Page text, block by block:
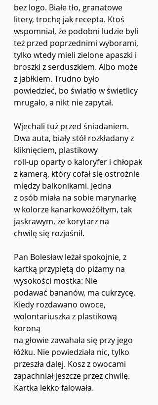
bez logo. Białe tło, granatowe
litery, trochę jak recepta. Ktoś
wspomniał, że podobni ludzie byli
też przed poprzednimi wyborami,
tylko wtedy mieli zielone apaszki i
broszki z serduszkiem. Albo może
z jabłkiem. Trudno było
powiedzieć, bo światło w świetlicy
mrugało, a nikt nie zapytał.
Wjechali tuż przed śniadaniem.
Dwa auta, biały stół rozkładany z
kliknięciem, plastikowy
roll-up oparty o kaloryfer i chłopak
z kamerą, który cofał się ostrożnie
między balkonikami. Jedna
z osób miała na sobie marynarkę
w kolorze kanarkowożółtym, tak
jaskrawym, że korytarz na
chwilę się rozjaśnił.
Pan Bolesław leżał spokojnie, z
kartką przypiętą do piżamy na
wysokości mostka: Nie
podawać bananów, ma cukrzycę.
Kiedy rozdawano owoce,
wolontariuszka z plastikową
koroną
na głowie zawahała się przy jego
łóżku. Nie powiedziała nic, tylko
przeszła dalej. Kosz z owocami
zapachniał jeszcze przez chwilę.
Kartka lekko falowała.